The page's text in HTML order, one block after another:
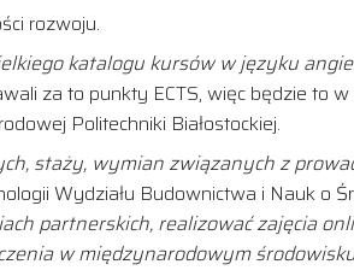
rozwoju.
katalogu kursów w języku
za to punkty ECTS, więc będzie to
Politechniki Białostockiej.
staży, wymian związanych z
Wydziału Budownictwa i Nauk o
partnerskich, realizować zajęcia
w międzynarodowym